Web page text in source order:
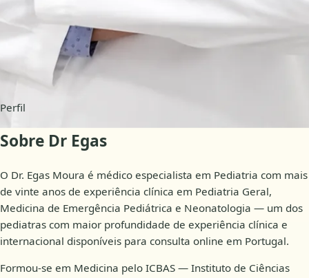
Disponibilidade
Consultas online
Perfil
Sobre Dr Egas
O Dr. Egas Moura é médico especialista em Pediatria com mais
de vinte anos de experiência clínica em Pediatria Geral,
Medicina de Emergência Pediátrica e Neonatologia — um dos
pediatras com maior profundidade de experiência clínica e
internacional disponíveis para consulta online em Portugal.
Formou-se em Medicina pelo ICBAS — Instituto de Ciências